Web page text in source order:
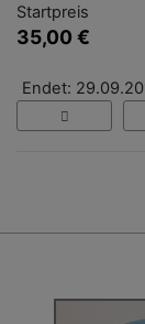
Startpreis
35,00 €
Endet: